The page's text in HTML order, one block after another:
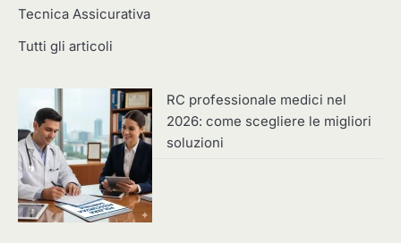
Tecnica Assicurativa
Tutti gli articoli
RC professionale medici nel
2026: come scegliere le migliori
soluzioni